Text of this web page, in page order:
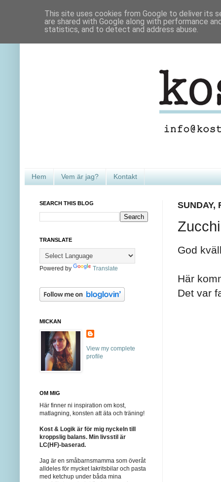
Hem Vem är jag? Kontakt
SUNDAY,
God
Här
Det var
SEARCH THIS BLOG
TRANSLATE
Powered by Translate
MICKAN
View my complete
profile
OM MIG
Här finner ni inspiration om kost,
matlagning, konsten att äta och träning!
Kost & Logik är för mig nyckeln till
kroppslig balans. Min livsstil är
LC(HF)-baserad.
Jag är en småbarnsmamma som överåt
alldeles för mycket lakritsbilar och pasta
med ketchup under båda mina
This site uses cookies from Google to deliver its
are shared with Google along with performance
statistics, and to detect and address abuse.